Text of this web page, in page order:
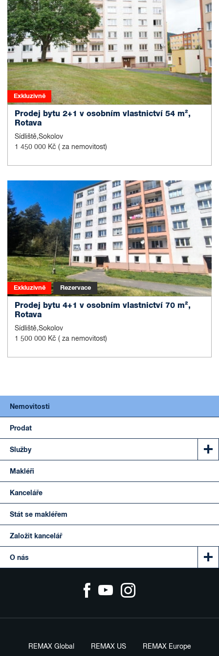
Exkluzivně
Prodej bytu 2+1 v osobním vlastnictví 54 m²,
Rotava
Sídliště,Sokolov
1 450 000 Kč ( za nemovitost)
Exkluzivně Rezervace
Prodej bytu 4+1 v osobním vlastnictví 70 m²,
Rotava
Sídliště,Sokolov
1 500 000 Kč ( za nemovitost)
Nemovitosti
Prodat
Služby
Makléři
Kanceláře
Stát se makléřem
Založit kancelář
O nás
REMAX Global REMAX US REMAX Europe